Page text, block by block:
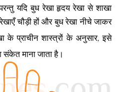
यदि बुध रेखा हृदय रेखा से शाखा
चौड़ी हों और बुध रेखा नीचे जाकर
के प्राचीन शास्त्रों के अनुसार, इसे
संकेत माना जाता है।